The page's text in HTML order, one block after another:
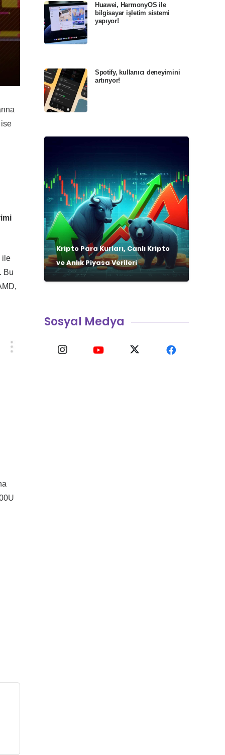
ile
Bu
Huawei, HarmonyOS ile
bilgisayar işletim sistemi
yapıyor!
Spotify, kullanıcı deneyimini
artırıyor!
Kripto Para Kurları, Canlı Kripto
ve Anlık Piyasa Verileri
Sosyal Medya